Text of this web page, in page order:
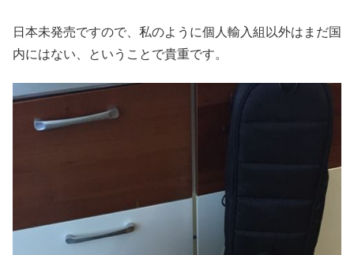
日本未発売ですので、私のように個人輸入組以外はまだ国
内にはない、ということで貴重です。